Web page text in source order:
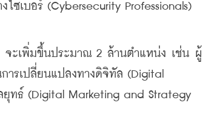
ซเบอร์ (Cybersecurity Professionals)
ะเพิ่มขึ้นประมาณ 2 ล้านตำแหน่ง เช่น ผู้
ารเปลี่ยนแปลงทางดิจิทัล (Digital
ยุทธ์ (Digital Marketing and Strategy